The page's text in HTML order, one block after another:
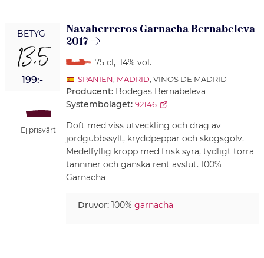
BETYG
13,5
199:-
Ej prisvärt
Navaherreros Garnacha Bernabeleva
2017
75 cl, 14% vol.
SPANIEN MADRID , VINOS DE MADRID
Producent: Bodegas Bernabeleva
Systembolaget: 92146
Doft med viss utveckling och drag av
jordgubbssylt, kryddpeppar och skogsgolv.
Medelfyllig kropp med frisk syra, tydligt torra
tanniner och ganska rent avslut. 100%
Garnacha
Druvor:100% garnacha